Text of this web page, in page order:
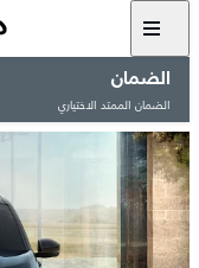
الضمان
الضمان الممتد الاختياري